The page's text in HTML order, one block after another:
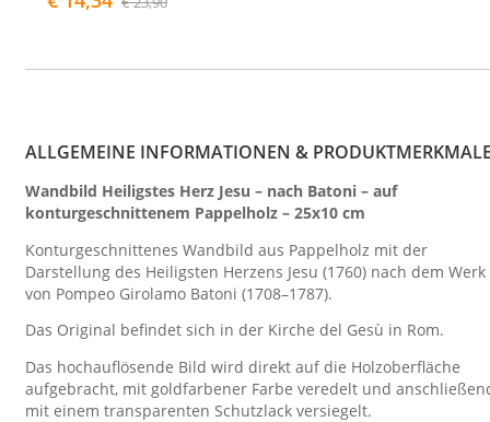
ALLGEMEINE INFORMATIONEN &
Wandbild Heiligstes Herz Jesu – nach Batoni – auf
konturgeschnittenem Pappelholz – 25x10 cm
Konturgeschnittenes Wandbild aus Pappelholz mit der
Darstellung des Heiligsten Herzens Jesu (1760) nach dem Werk
von Pompeo Girolamo Batoni (1708–1787).
Das Original befindet sich in der Kirche del Gesù in Rom.
Das hochauflösende Bild wird direkt auf die Holzoberfläche
aufgebracht, mit goldfarbener Farbe veredelt und
mit einem transparenten Schutzlack versiegelt.